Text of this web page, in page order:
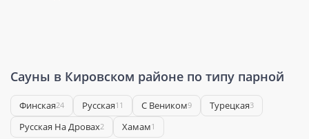
Сауны в Кировском районе по типу парной
Финская24 Русская11 С Веником9 Турецкая3
Русская На Дровах2 Хамам1